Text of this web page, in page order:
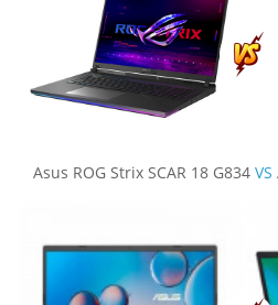
Asus ROG Strix SCAR 18 G834 VS